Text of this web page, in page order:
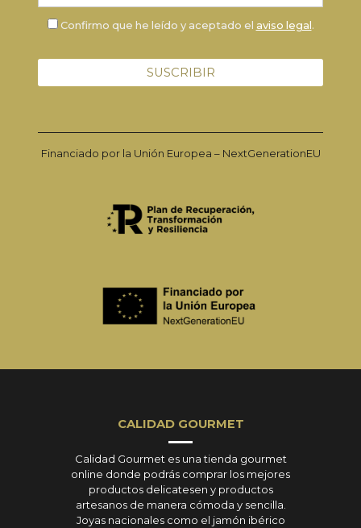
Confirmo que he leído y aceptado el aviso legal.
Financiado por la Unión Europea – NextGenerationEU
CALIDAD GOURMET
Calidad Gourmet es una tienda gourmet
online donde podrás comprar los mejores
productos delicatesen y productos
artesanos de manera cómoda y sencilla.
Joyas nacionales como el jamón ibérico